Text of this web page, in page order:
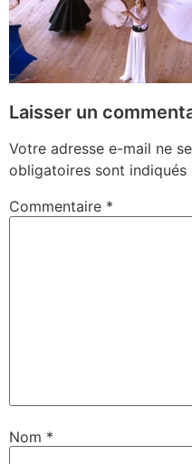
Laisser un
Votre adresse e-mail ne
obligatoires sont indiqués
Commentaire *
Nom *